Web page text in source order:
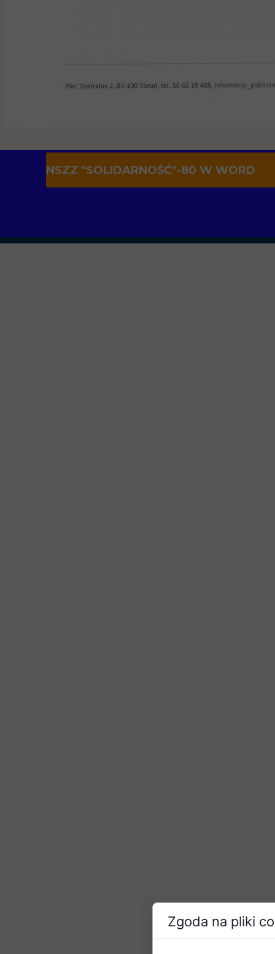
NSZZ "SOLIDARNOŚĆ"-80 W WORD
Zgoda na pliki